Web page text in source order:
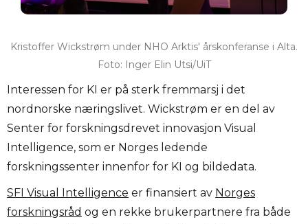
Kristoffer Wickstrøm under NHO Arktis' årskonferanse i Alta.
Foto: Inger Elin Utsi/UiT
Interessen for KI er på sterk fremmarsj i det
nordnorske næringslivet. Wickstrøm er en del av
Senter for forskningsdrevet innovasjon Visual
Intelligence, som er Norges ledende
forskningssenter innenfor for KI og bildedata.
SFI Visual Intelligence er finansiert av Norges
forskningsråd og en rekke brukerpartnere fra både